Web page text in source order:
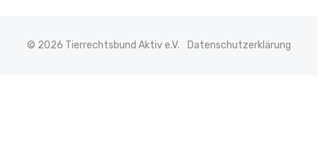
© 2026 Tierrechtsbund Aktiv e.V. Datenschutzerklärung